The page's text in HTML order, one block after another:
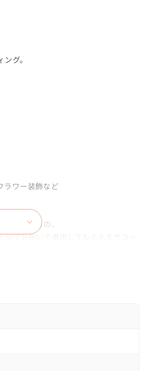
グ。
ラワー装飾など
ているもの。
でお揃いで着用してもらえるサコッ